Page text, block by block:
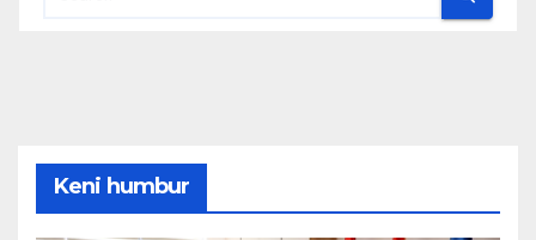
Keni humbur